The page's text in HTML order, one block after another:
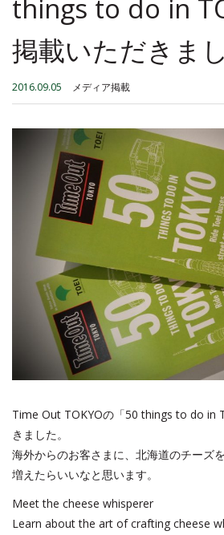
things to do in
掲載いただきまし
2016.09.05 メディア掲載
Time Out TOKYOの「50 things to do in
きました。
海外からのお客さまに、北海道のチーズ
増えたらいいなと思います。
Meet the cheese whisperer
Learn about the art of crafting cheese